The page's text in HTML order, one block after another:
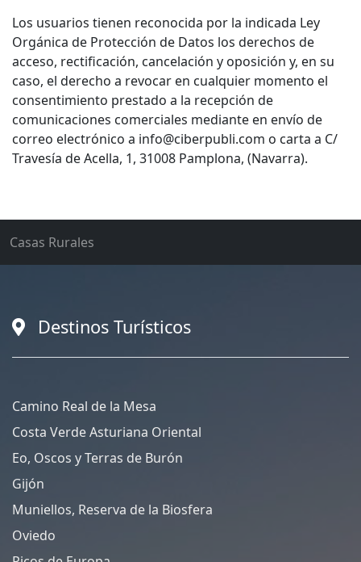
Los usuarios tienen reconocida por la indicada Ley
Orgánica de Protección de Datos los derechos de
acceso, rectificación, cancelación y oposición y, en su
caso, el derecho a revocar en cualquier momento el
consentimiento prestado a la recepción de
comunicaciones comerciales mediante en envío de
correo electrónico a info@ciberpubli.com o carta a C/
Travesía de Acella, 1, 31008 Pamplona, (Navarra).
Casas Rurales
Destinos Turísticos
Camino Real de la Mesa
Costa Verde Asturiana Oriental
Eo, Oscos y Terras de Burón
Gijón
Muniellos, Reserva de la Biosfera
Oviedo